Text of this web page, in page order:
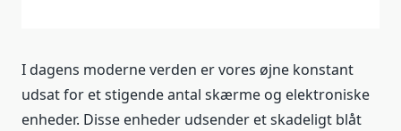
I dagens moderne verden er vores øjne konstant
udsat for et stigende antal skærme og elektroniske
enheder. Disse enheder udsender et skadeligt blåt